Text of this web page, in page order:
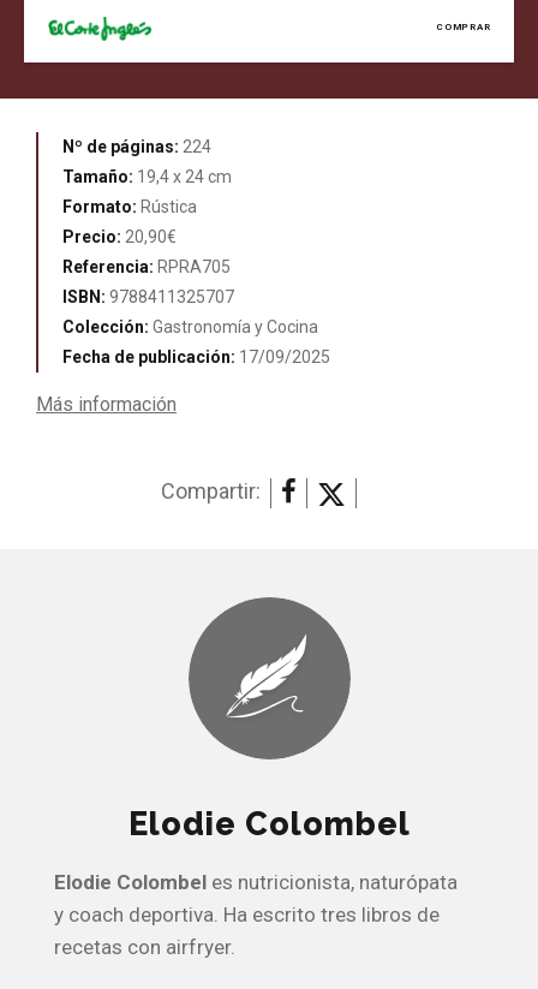
COMPRAR
Nº de páginas: 224
Tamaño: 19,4 x 24 cm
Formato: Rústica
Precio: 20,90€
Referencia: RPRA705
ISBN: 9788411325707
Colección: Gastronomía y Cocina
Fecha de publicación: 17/09/2025
Más información
Compartir:
Elodie Colombel
Elodie Colombeles nutricionista, naturópata
y coach deportiva. Ha escrito tres libros de
recetas con airfryer.